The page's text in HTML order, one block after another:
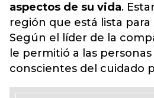
aspectos de su vida.
región que está lista
Según el líder de la
le permitió a las
conscientes del cuidado